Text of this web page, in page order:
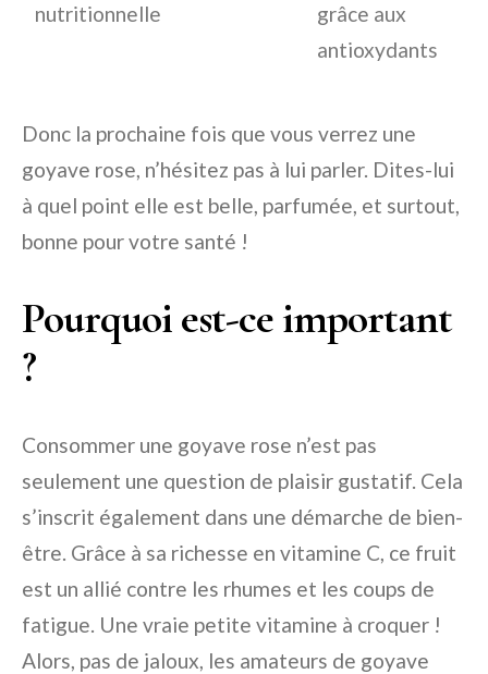
nutritionnelle
grâce aux
antioxydants
Donc la prochaine fois que vous verrez une
goyave rose, n’hésitez pas à lui parler. Dites-lui
à quel point elle est belle, parfumée, et surtout,
bonne pour votre santé !
Pourquoi est-ce important
?
Consommer une goyave rose n’est pas
seulement une question de plaisir gustatif. Cela
s’inscrit également dans une démarche de bien-
être. Grâce à sa richesse en vitamine C, ce fruit
est un allié contre les rhumes et les coups de
fatigue. Une vraie petite vitamine à croquer !
Alors, pas de jaloux, les amateurs de goyave